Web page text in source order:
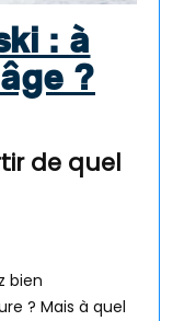
: à
?
de quel
bien
? Mais à quel